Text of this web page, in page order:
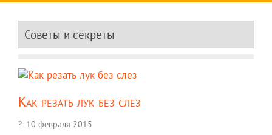
Советы и секреты
Как резать лук без слез
10 февраля 2015